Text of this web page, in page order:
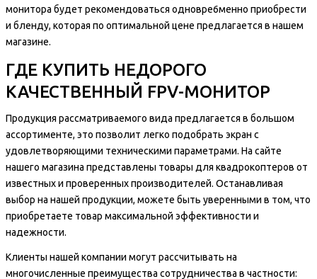
монитора будет рекомендоваться одновре6менно приобрести
и бленду, которая по оптимальной цене предлагается в нашем
магазине.
ГДЕ КУПИТЬ НЕДОРОГО
КАЧЕСТВЕННЫЙ FPV-МОНИТОР
Продукция рассматриваемого вида предлагается в большом
ассортименте, это позволит легко подобрать экран с
удовлетворяющими техническими параметрами. На сайте
нашего магазина представлены товары для квадрокоптеров от
известных и проверенных производителей. Останавливая
выбор на нашей продукции, можете быть уверенными в том, что
приобретаете товар максимальной эффективности и
надежности.
Клиенты нашей компании могут рассчитывать на
многочисленные преимущества сотрудничества в частности: